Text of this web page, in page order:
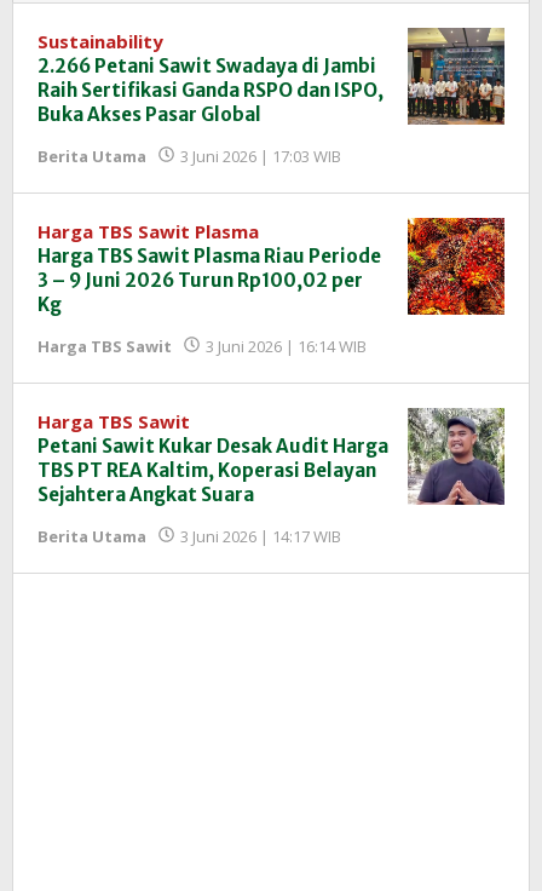
Sustainability
2.266 Petani Sawit Swadaya di Jambi
Raih Sertifikasi Ganda RSPO dan ISPO,
Buka Akses Pasar Global
Berita Utama 3 Juni 2026 | 17:03 WIB
InfoSAWIT
Harga TBS Sawit Plasma
Harga TBS Sawit Plasma Riau Periode
3 – 9 Juni 2026 Turun Rp100,02 per
Kg
Harga TBS Sawit 3 Juni 2026 | 16:14 WIB
InfoSAWIT
Harga TBS Sawit
Petani Sawit Kukar Desak Audit Harga
TBS PT REA Kaltim, Koperasi Belayan
Sejahtera Angkat Suara
Berita Utama 3 Juni 2026 | 14:17 WIB
InfoSAWIT